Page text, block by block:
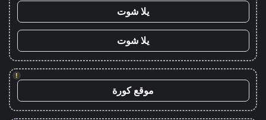
يلا شوت
يلا شوت
!
موقع كورة